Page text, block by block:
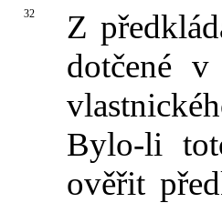
32
Z
dotčené
Bylo-li
ověřit